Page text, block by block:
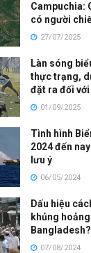
Campuchia:
có người
27/07/2025
Làn sóng
thực trạng,
đặt ra đối với
01/09/2025
Tình hình
2024 đến
lưu ý
06/05/2024
Dấu hiệu
khủng
Bangladesh?
07/08/2024